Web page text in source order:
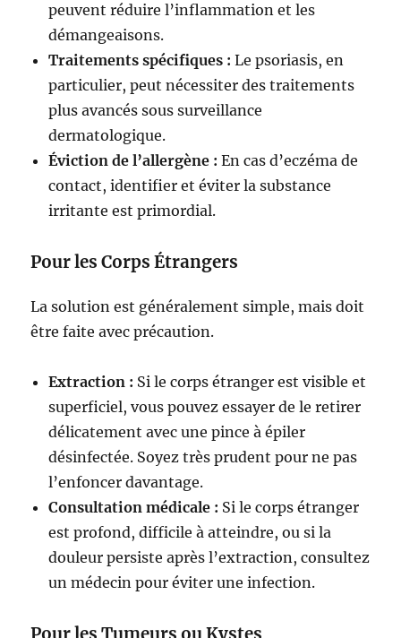
peuvent réduire l’inflammation et les
démangeaisons.
Traitements spécifiques : Le psoriasis, en
particulier, peut nécessiter des traitements
plus avancés sous surveillance
dermatologique.
Éviction de l’allergène : En cas d’eczéma de
contact, identifier et éviter la substance
irritante est primordial.
Pour les Corps Étrangers
La solution est généralement simple, mais doit
être faite avec précaution.
Extraction : Si le corps étranger est visible et
superficiel, vous pouvez essayer de le retirer
délicatement avec une pince à épiler
désinfectée. Soyez très prudent pour ne pas
l’enfoncer davantage.
Consultation médicale : Si le corps étranger
est profond, difficile à atteindre, ou si la
douleur persiste après l’extraction, consultez
un médecin pour éviter une infection.